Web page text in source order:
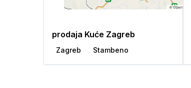
prodaja Kuće Zagreb
Zagreb Stambeno